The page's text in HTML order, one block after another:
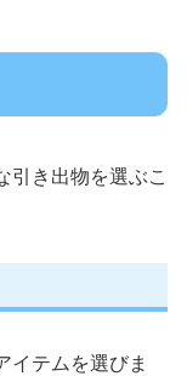
引き出物を選ぶこ
イテムを選びま